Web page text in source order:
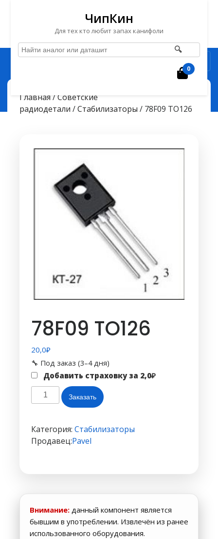
Перейти
содержимому
ЧипКин
Для тех кто любит запах канифоли
🔍
0
ЧипКин> > 78F09 TO126
Главная/ Советские
радиодетали /Стабилизаторы / 78F09 TO126
78F09 TO126
20,0₽
🔧 Под заказ (3–4 дня)
Добавить страховку за 2,0₽
Количество
товара
TO126
Заказать
Категория: Стабилизаторы
Продавец:Pavel
Внимание: данный компонент является
бывшим в употреблении. Извлечён из ранее
использованного оборудования.